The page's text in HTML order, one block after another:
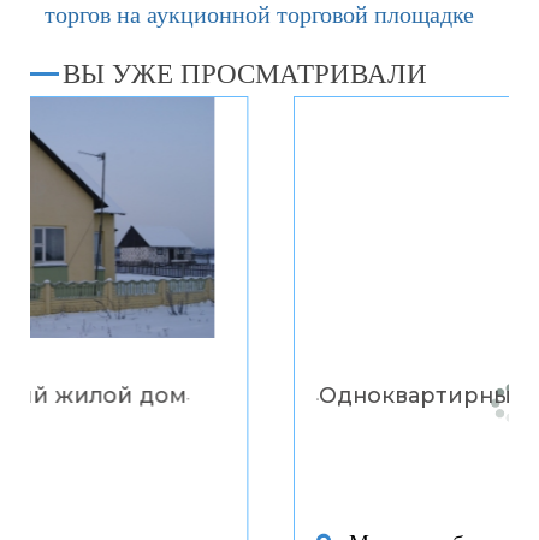
торгов на аукционной торговой площадке
ВЫ УЖЕ ПРОСМАТРИВАЛИ
“Одноквартирный жилой дом